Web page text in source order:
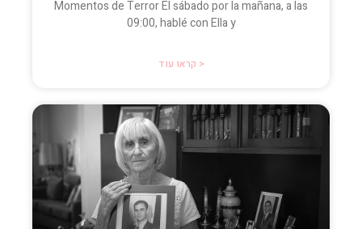
Momentos de Terror El sábado por la mañana, a las
09:00, hablé con Ella y
קראו עוד >